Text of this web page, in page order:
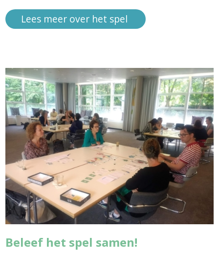
Lees meer over het spel
Beleef het spel samen!